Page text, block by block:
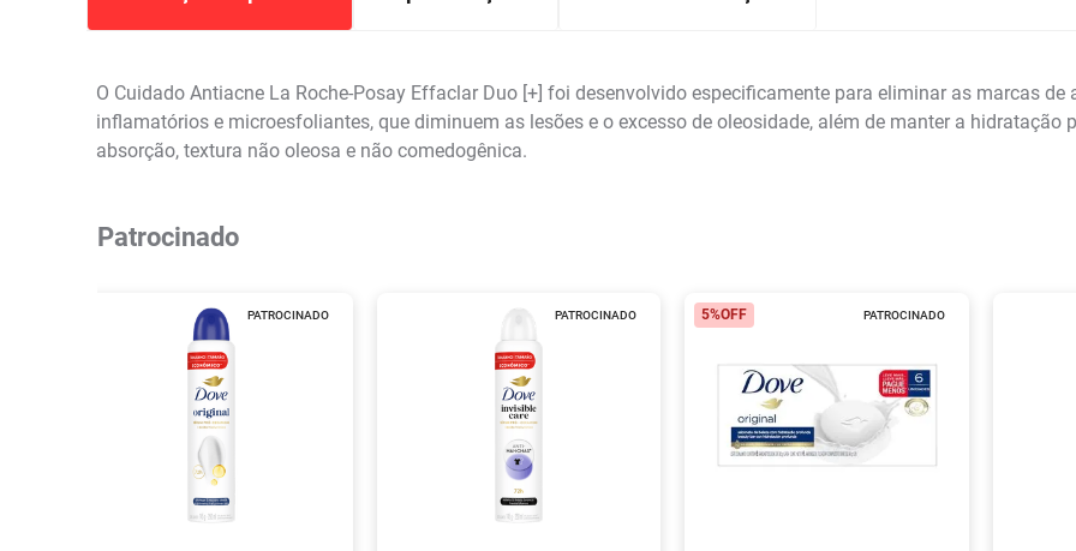
O Cuidado Antiacne La Roche-Posay Effaclar Duo [+] foi desenvolvido especificamente para eliminar as marcas
inflamatórios e microesfoliantes, que diminuem as lesões e o excesso de oleosidade, além de manter a hidratação
absorção, textura não oleosa e não comedogênica.
Patrocinado
PATROCINADO PATROCINADO PATROCINADO
5%OFF